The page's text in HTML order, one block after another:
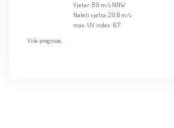
Vjetar: 8.9 m/s NNW
Naleti vjetra: 20.8 m/s
max. UV index: 6.7
Više prognoze...